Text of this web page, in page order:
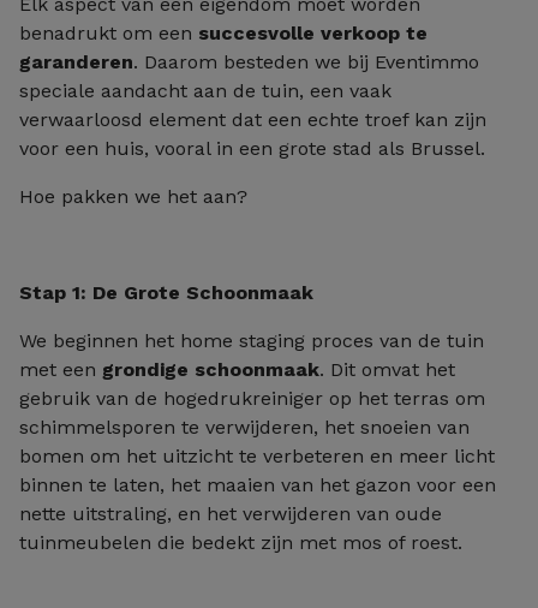
benadrukt om een succesvolle verkoop te
garanderen. Daarom besteden we bij Eventimmo
speciale aandacht aan de tuin, een vaak
verwaarloosd element dat een echte troef kan zijn
voor een huis, vooral in een grote stad als Brussel.
Hoe pakken we het aan?
Stap 1: De Grote Schoonmaak
We beginnen het home staging proces van de tuin
met een grondige schoonmaak. Dit omvat het
gebruik van de hogedrukreiniger op het terras om
schimmelsporen te verwijderen, het snoeien van
bomen om het uitzicht te verbeteren en meer licht
binnen te laten, het maaien van het gazon voor een
nette uitstraling, en het verwijderen van oude
tuinmeubelen die bedekt zijn met mos of roest.